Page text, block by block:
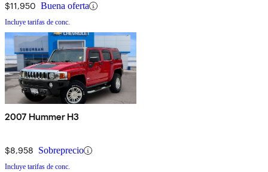
$11,950 Buena oferta
Incluye tarifas de conc.
2007 Hummer H3
$8,958 Sobreprecio
Incluye tarifas de conc.